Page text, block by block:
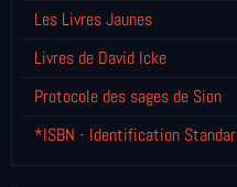
Les Livres Jaunes
Livres de David Icke
Protocole des sages de Sion
*ISBN - Identification Standar